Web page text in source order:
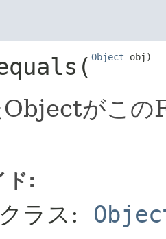
​( Object obj)
Objectがこ
ド:
ラス: